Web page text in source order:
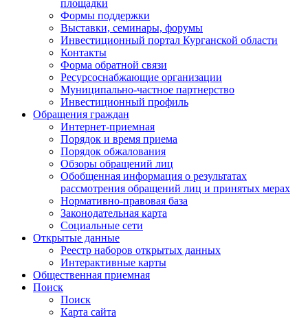
площадки
Формы поддержки
Выставки, семинары, форумы
Инвестиционный портал Курганской области
Контакты
Форма обратной связи
Ресурсоснабжающие организации
Муниципально-частное партнерство
Инвестиционный профиль
Обращения граждан
Интернет-приемная
Порядок и время приема
Порядок обжалования
Обзоры обращений лиц
Обобщенная информация о результатах
рассмотрения обращений лиц и принятых мерах
Нормативно-правовая база
Законодательная карта
Социальные сети
Открытые данные
Реестр наборов открытых данных
Интерактивные карты
Общественная приемная
Поиск
Поиск
Карта сайта